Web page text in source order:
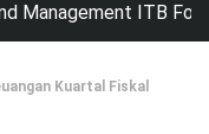
ITB For
Kuartal Fiskal